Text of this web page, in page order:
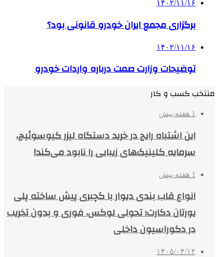
۱۴۰۲/۱۱/۱۶
برگزاری مجمع ایران خودرو قانونی بود؟
۱۴۰۲/۱۱/۱۶
توضیحات وزارت صمت درباره واردات خودرو
منتخب کسب و کار
1 هفته پیش
این اشتباه رایج در خرید دستگاه لیزر کیوسوئیچ،
سرمایه کلینیک‌های زیبایی را نابود می‌کند!
1 هفته پیش
انواع قاب بندی دیوار با گچبری پیش ساخته پلی
یورتان دکارت؛ تحولی لوکس، فوری و بدون تخریب
در دکوراسیون داخلی
۱۴۰۵/۰۴/۱۴